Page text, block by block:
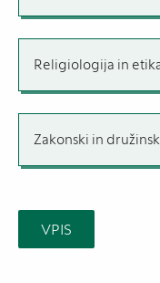
Religiologija in
Zakonski in
VPIS